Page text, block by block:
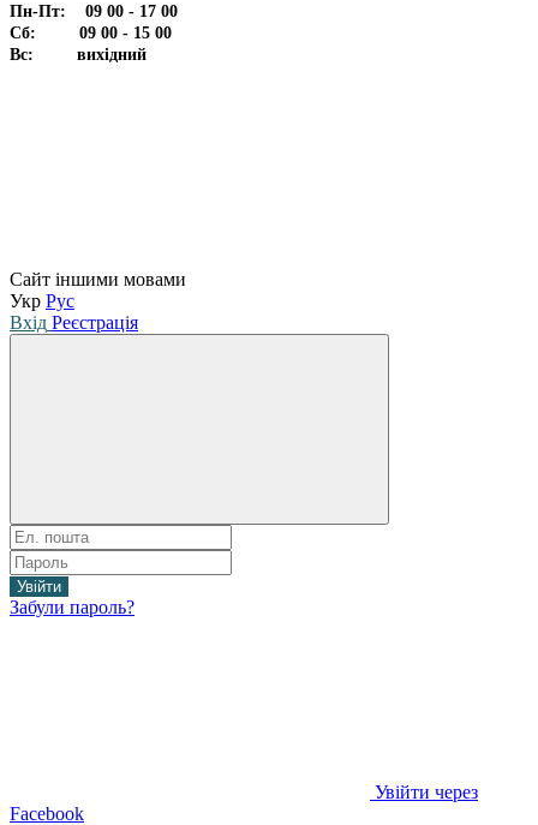
Пн-Пт: 09 00 - 17 00
Сб: 09 00 - 15 00
Вс: вихідний
Сайт іншими мовами
Укр Рус
Вхід Реєстрація
Увійти
Забули пароль?
Увійти через
Facebook